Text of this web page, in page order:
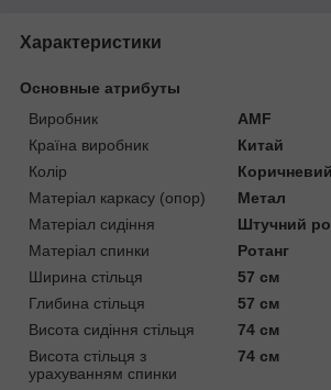
Характеристики
Основные атрибуты
Виробник
AMF
Країна виробник
Китай
Колір
Коричневий
Матеріал каркасу (опор)
Метал
Матеріал сидіння
Штучний
Матеріал спинки
Ротанг
Ширина стільця
57 см
Глибина стільця
57 см
Висота сидіння стільця
74 см
Висота стільця з
урахуванням спинки
74 см